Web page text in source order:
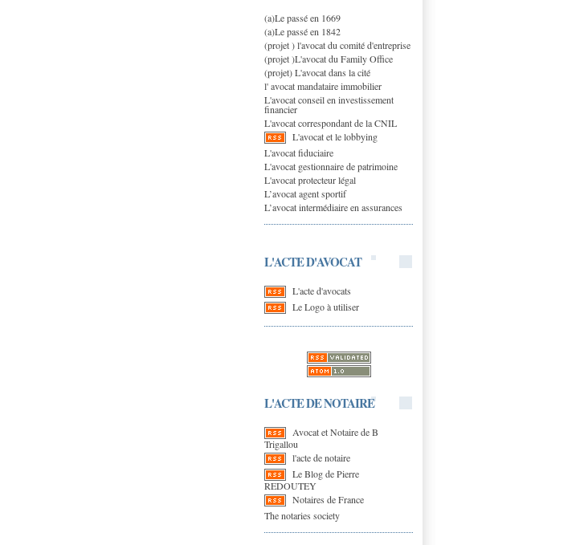
(a)Le passé en 1669
(a)Le passé en 1842
(projet ) l'avocat du comité d'entreprise
(projet )L'avocat du Family Office
(projet) L'avocat dans la cité
l' avocat mandataire immobilier
L'avocat conseil en investissement
financier
L'avocat correspondant de la CNIL
L'avocat et le lobbying
L'avocat fiduciaire
L'avocat gestionnaire de patrimoine
L'avocat protecteur légal
L’avocat agent sportif
L’avocat intermédiaire en assurances
L'ACTE D'AVOCAT
L'acte d'avocats
Le Logo à utiliser
L'ACTE DE NOTAIRE
Avocat et Notaire de B
Trigallou
l'acte de notaire
Le Blog de Pierre
REDOUTEY
Notaires de France
The notaries society